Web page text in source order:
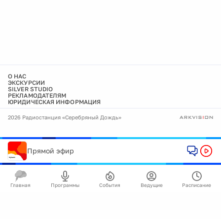
О НАС
ЭКСКУРСИИ
SILVER STUDIO
РЕКЛАМОДАТЕЛЯМ
ЮРИДИЧЕСКАЯ ИНФОРМАЦИЯ
2026 Радиостанция «Серебряный Дождь»
Прямой эфир
Главная Программы События Ведущие Расписание